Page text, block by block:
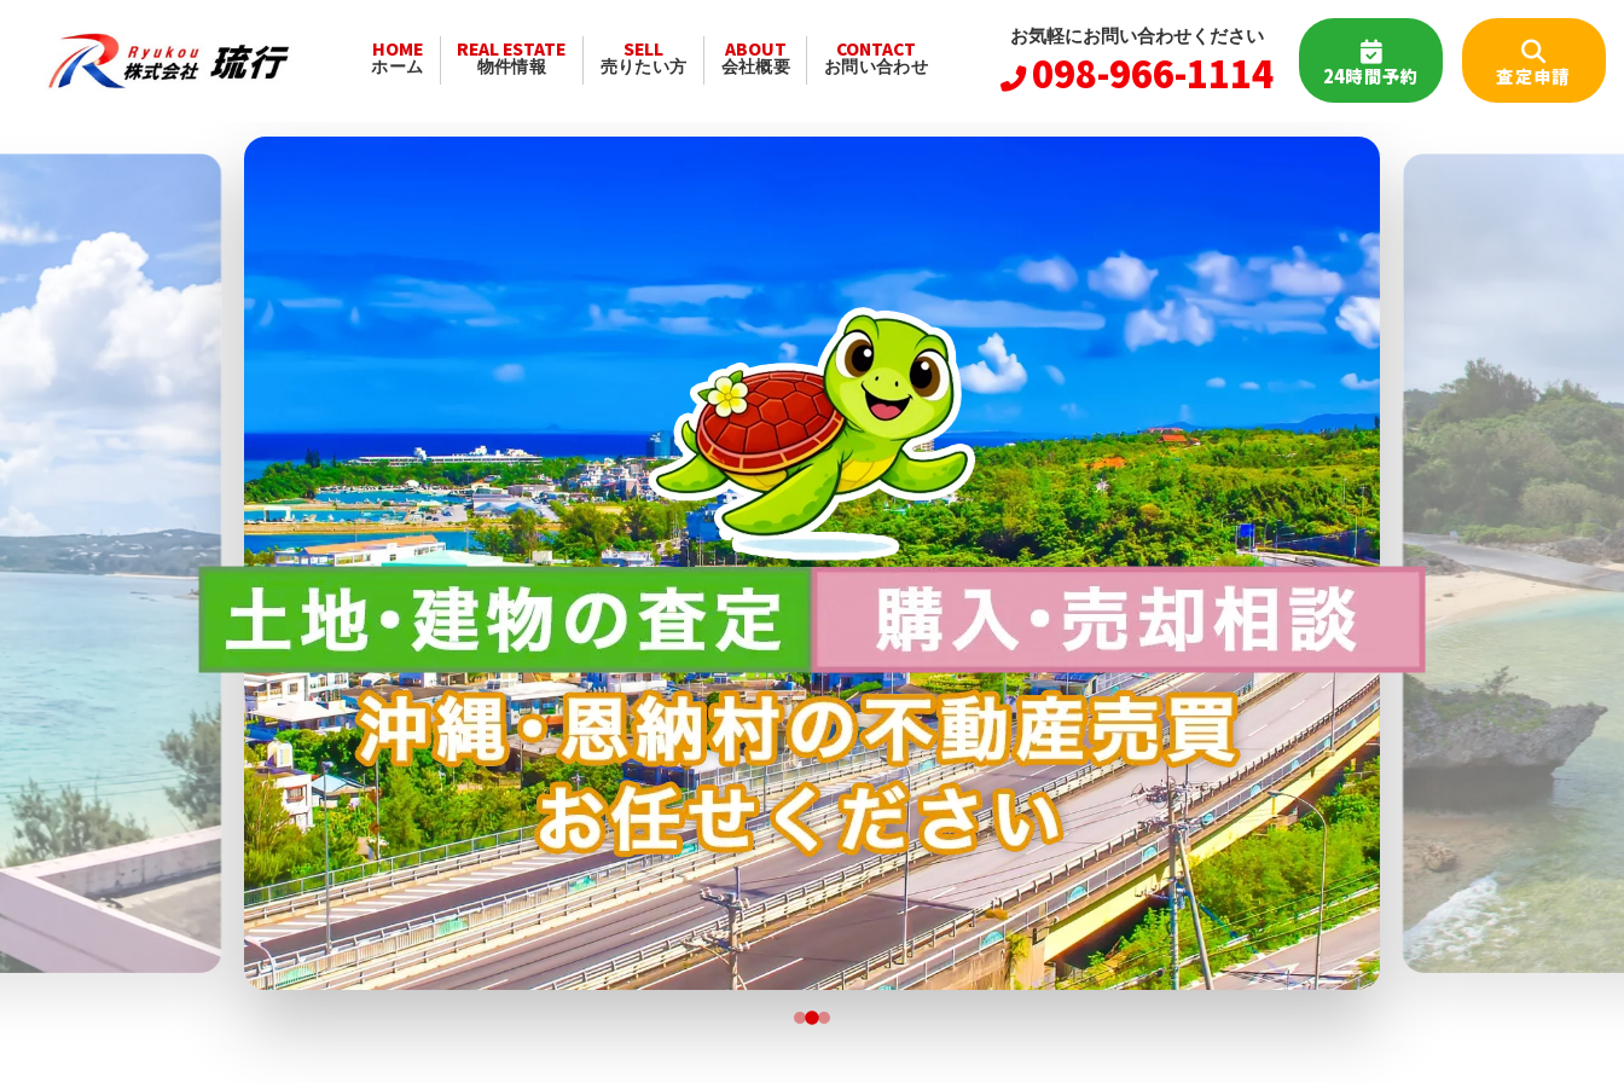
HOME
ホーム
REAL ESTATE
物件情報
SELL
売りたい方
ABOUT
会社概要
CONTACT
お問い合わせ
お気軽にお問い合わせください
098-966-1114 24時間予約 査定申請